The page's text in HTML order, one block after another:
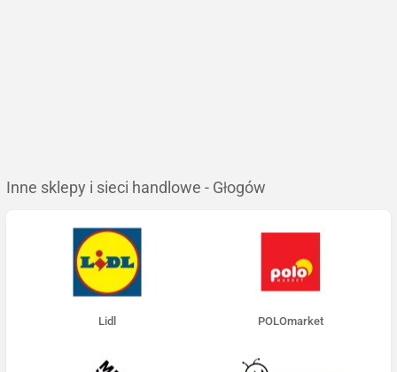
Inne sklepy i sieci handlowe - Głogów
Lidl POLOmarket